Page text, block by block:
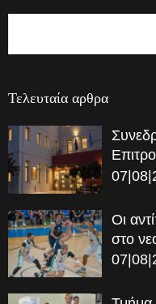
Τελευταία αρθρα
Οι
στο